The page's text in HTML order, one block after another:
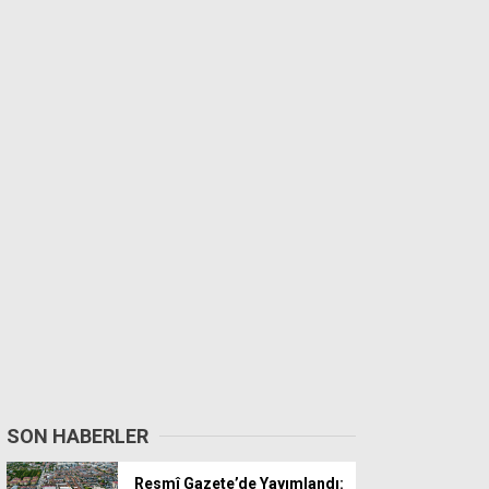
SON HABERLER
Resmî Gazete’de Yayımlandı: